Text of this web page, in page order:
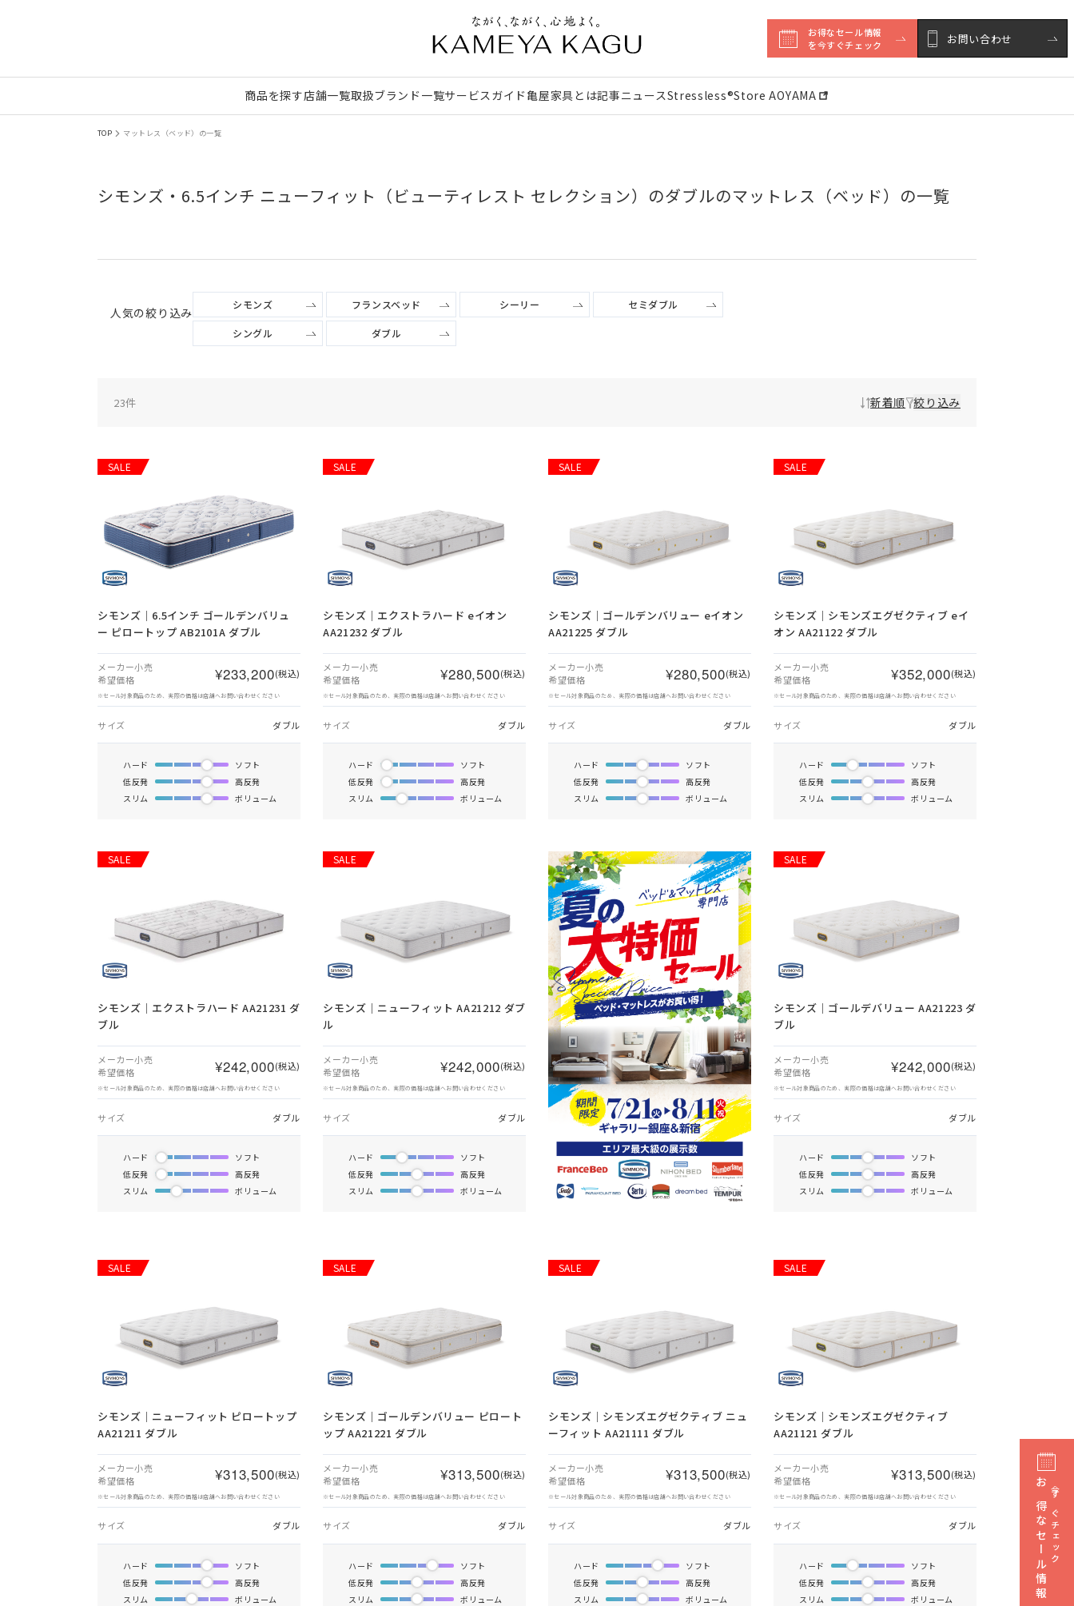
お得なセール情報
を今すぐチェック
お問い合わせ
商品を探す店舗一覧取扱ブランド一覧サービスガイド亀屋家具とは記事ニュースStressless®︎Store AOYAMA
TOP マットレス（ベッド）の一覧
シモンズ・6.5インチ ニューフィット（ビューティレスト セレクション）のダブルのマットレス（ベッド）の一覧
人気の絞り込み シモンズ フランスベッド シーリー セミダブル
シングル ダブル
23件 新着順 絞り込み
SALE
シモンズ｜6.5インチ ゴールデンバリュ
ー ピロートップ AB2101A ダブル
メーカー小売
希望価格
¥233,200(税込)
※セール対象商品のため、実際の価格は店舗へお問い合わせください
サイズ ダブル
ハード
ソフト
低反発
高反発
スリム
ボリューム
SALE
シモンズ｜エクストラハード eイオン
AA21232 ダブル
メーカー小売
希望価格
¥280,500(税込)
※セール対象商品のため、実際の価格は店舗へお問い合わせください
サイズ ダブル
ハード
ソフト
低反発
高反発
スリム
ボリューム
SALE
シモンズ｜ゴールデンバリュー eイオン
AA21225 ダブル
メーカー小売
希望価格
¥280,500(税込)
※セール対象商品のため、実際の価格は店舗へお問い合わせください
サイズ ダブル
ハード
ソフト
低反発
高反発
スリム
ボリューム
SALE
シモンズ｜シモンズエグゼクティブ eイ
オン AA21122 ダブル
メーカー小売
希望価格
¥352,000(税込)
※セール対象商品のため、実際の価格は店舗へお問い合わせください
サイズ ダブル
ハード
ソフト
低反発
高反発
スリム
ボリューム
SALE
シモンズ｜エクストラハード AA21231 ダ
ブル
メーカー小売
希望価格
¥242,000(税込)
※セール対象商品のため、実際の価格は店舗へお問い合わせください
サイズ ダブル
ハード
ソフト
低反発
高反発
スリム
ボリューム
SALE
シモンズ｜ニューフィット AA21212 ダブ
ル
メーカー小売
希望価格
¥242,000(税込)
※セール対象商品のため、実際の価格は店舗へお問い合わせください
サイズ ダブル
ハード
ソフト
低反発
高反発
スリム
ボリューム
SALE
シモンズ｜ゴールデバリュー AA21223 ダ
ブル
メーカー小売
希望価格
¥242,000(税込)
※セール対象商品のため、実際の価格は店舗へお問い合わせください
サイズ ダブル
ハード
ソフト
低反発
高反発
スリム
ボリューム
SALE
シモンズ｜ニューフィット ピロートップ
AA21211 ダブル
メーカー小売
希望価格
¥313,500(税込)
※セール対象商品のため、実際の価格は店舗へお問い合わせください
サイズ ダブル
ハード
ソフト
低反発
高反発
スリム
ボリューム
SALE
シモンズ｜ゴールデンバリュー ピロート
ップ AA21221 ダブル
メーカー小売
希望価格
¥313,500(税込)
※セール対象商品のため、実際の価格は店舗へお問い合わせください
サイズ ダブル
ハード
ソフト
低反発
高反発
スリム
ボリューム
SALE
シモンズ｜シモンズエグゼクティブ ニュ
ーフィット AA21111 ダブル
メーカー小売
希望価格
¥313,500(税込)
※セール対象商品のため、実際の価格は店舗へお問い合わせください
サイズ ダブル
ハード
ソフト
低反発
高反発
スリム
ボリューム
SALE
シモンズ｜シモンズエグゼクティブ
AA21121 ダブル
メーカー小売
希望価格
¥313,500(税込)
※セール対象商品のため、実際の価格は店舗へお問い合わせください
サイズ ダブル
ハード
ソフト
低反発
高反発
スリム
ボリューム
今すぐチェック
お得なセール情報